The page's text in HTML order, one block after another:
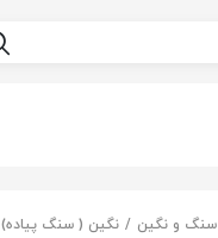
سنگ و نگین نگین ( سنگ پیاده)